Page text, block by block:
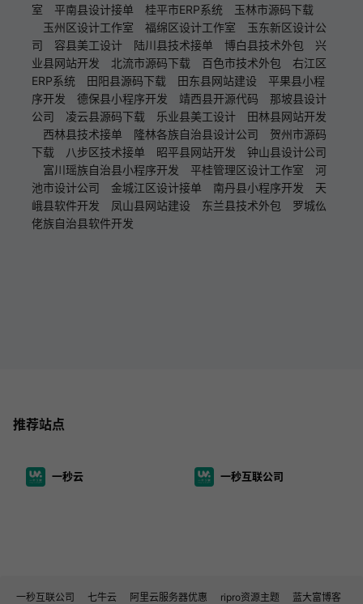
室
平南县设计接单 桂平市ERP系统
玉林市源码下载
玉州区设计工作室
福绵区设计工作室
玉东新区设计公
司
容县美工设计 陆川县技术接单 博白县技术外包
兴
业县网站开发
北流市源码下载 百色市技术外包
右江区
ERP系统
田阳县源码下载 田东县网站建设
平果县小程
序开发
德保县小程序开发 靖西县开源代码
那坡县设计
公司
凌云县源码下载 乐业县美工设计
田林县网站开发
西林县技术接单
隆林各族自治县设计公司
贺州市源码
下载
八步区技术接单 昭平县网站开发
钟山县设计公司
富川瑶族自治县小程序开发
平桂管理区设计工作室
河
池市设计公司
金城江区设计接单 南丹县小程序开发
天
峨县软件开发
凤山县网站建设 东兰县技术外包
罗城仫
佬族自治县软件开发
推荐站点
一秒云 一秒互联公司
一秒互联公司 七牛云 阿里云服务器优惠 ripro资源主题 蓝大富博客